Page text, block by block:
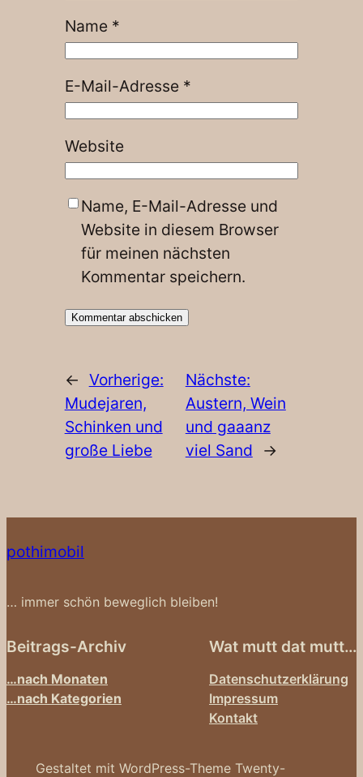
Name *
E-Mail-Adresse *
Website
Name, E-Mail-Adresse und
Website in diesem Browser
für meinen nächsten
Kommentar speichern.
← Vorherige:
Mudejaren,
Schinken und
große Liebe
Nächste:
Austern, Wein
und gaaanz
viel Sand
→
pothimobil
… immer schön beweglich bleiben!
Beitrags-Archiv
…nach Monaten
…nach Kategorien
Wat mutt dat mutt…
Datenschutzerklärung
Impressum
Kontakt
Gestaltet mit WordPress-Theme Twenty-